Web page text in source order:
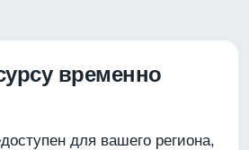
временно
для вашего региона,